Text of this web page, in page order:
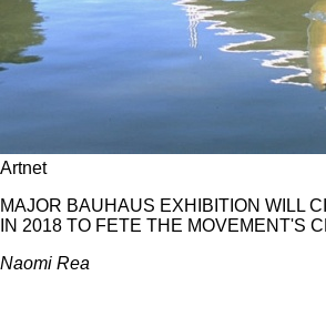
Artnet
MAJOR BAUHAUS EXHIBITION WILL
IN 2018 TO FETE THE MOVEMENT'S
Naomi Rea